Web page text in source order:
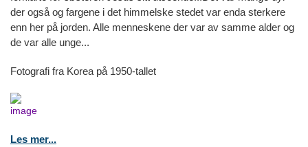
der også og fargene i det himmelske stedet var enda sterkere
enn her på jorden. Alle menneskene der var av samme alder og
de var alle unge...
Fotografi fra Korea på 1950-tallet
Les mer...